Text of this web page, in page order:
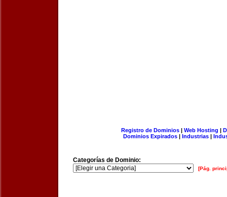
Registro de Dominios| Web Hosting |
Dominios Expirados | Industrias |
Categorías de Dominio:
[Pág.